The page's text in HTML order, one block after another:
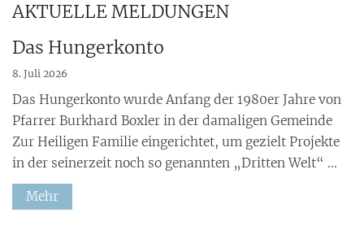
AKTUELLE MELDUNGEN
Das Hungerkonto
8. Juli 2026
Das Hungerkonto wurde Anfang der 1980er Jahre von
Pfarrer Burkhard Boxler in der damaligen Gemeinde
Zur Heiligen Familie eingerichtet, um gezielt Projekte
in der seinerzeit noch so genannten „Dritten Welt“ ...
Mehr